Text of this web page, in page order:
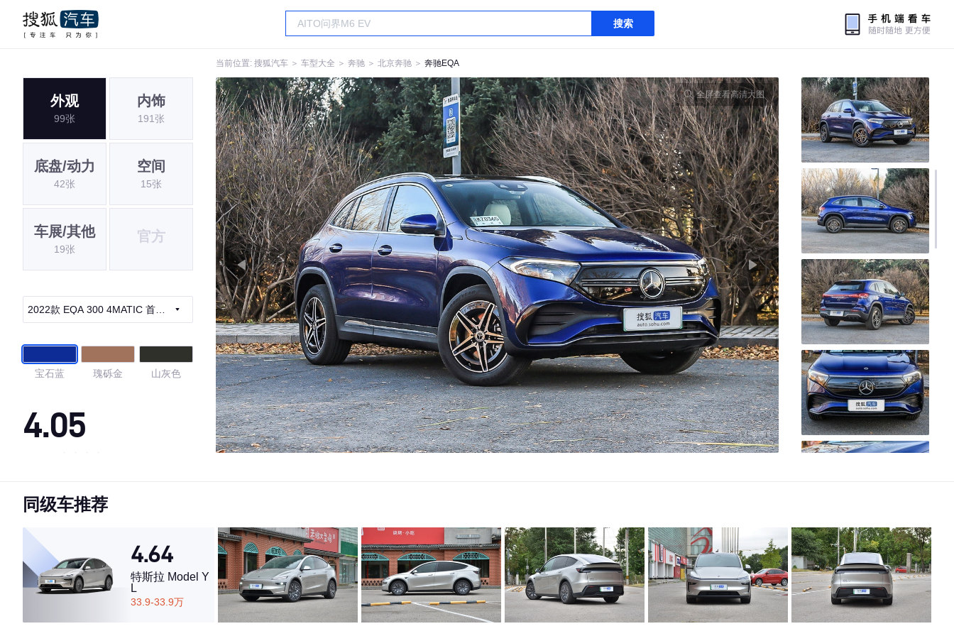
搜索
当前位置: 搜狐汽车 ＞ 车型大全 ＞ 奔驰 ＞ 北京奔驰 ＞ 奔驰EQA
外观
99张
内饰
191张
底盘/动力
42张
空间
15张
车展/其他
19张
官方
2022款 EQA 300 4MATIC 首发
宝石蓝 瑰砾金 山灰色
4.05
·内饰表现一般，低于56%同级车
·空间表现一般，低于100%同级车
全屏查看高清大图
同级车推荐
4.64
特斯拉 Model Y
L
33.9-33.9万